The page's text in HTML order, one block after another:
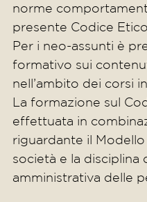
norme
presente Codice
Per i neo-assunti è
formativo sui
nell’ambito dei corsi
La formazione sul
effettuata in
riguardante il
società e la disciplina
amministrativa delle